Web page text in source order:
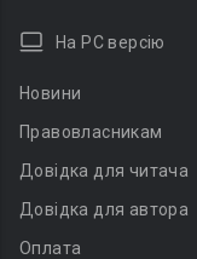
На PC версію
Новини
Правовласникам
Довідка для читача
Довідка для автора
Оплата